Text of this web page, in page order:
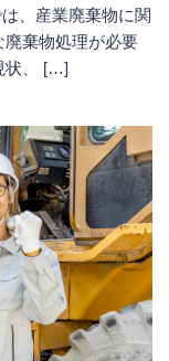
、産業廃棄物に関
棄物処理が必要
状、 […]